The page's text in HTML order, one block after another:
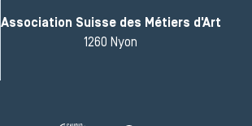
Association Suisse des Métiers d'Art
1260 Nyon